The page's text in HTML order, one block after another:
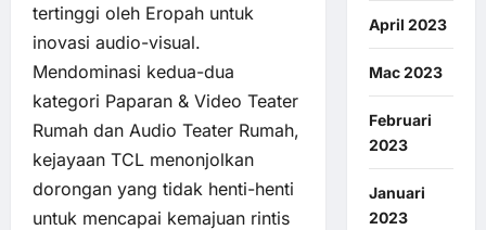
tertinggi oleh Eropah untuk
inovasi audio-visual.
Mendominasi kedua-dua
kategori Paparan & Video Teater
Rumah dan Audio Teater Rumah,
kejayaan TCL menonjolkan
dorongan yang tidak henti-henti
untuk mencapai kemajuan rintis
April 2023
Mac 2023
Februari
2023
Januari
2023